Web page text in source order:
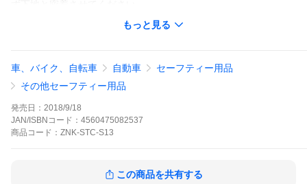
損、剥がれ、糊残り等に関しましては、当社では責任は負いかね
ちかねますのでご了承ください(その際はお客様より日本郵便へお
問い合わせください。
もっと見る
車、バイク、自転車 自動車
セーフティー用品
その他セーフティー用品
発売日： 2018/9/18
JAN/ISBNコード： 4560475082537
商品 コード： ZNK-STC-S13
この商品を共有する